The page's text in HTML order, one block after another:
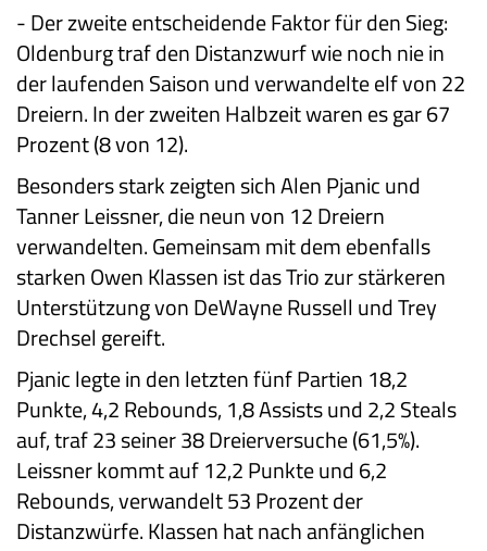
-Der zweite entscheidende Faktor für den Sieg:
Oldenburg traf den Distanzwurf wie noch nie in
der laufenden Saison und verwandelte elf von 22
Dreiern. In der zweiten Halbzeit waren es gar 67
Prozent (8 von 12).
Besonders stark zeigten sich Alen Pjanic und
Tanner Leissner, die neun von 12 Dreiern
verwandelten. Gemeinsam mit dem ebenfalls
starken Owen Klassen ist das Trio zur stärkeren
Unterstützung von DeWayne Russell und Trey
Drechsel gereift.
Pjanic legte in den letzten fünf Partien 18,2
Punkte, 4,2 Rebounds, 1,8 Assists und 2,2 Steals
auf, traf 23 seiner 38 Dreierversuche (61,5%).
Leissner kommt auf 12,2 Punkte und 6,2
Rebounds, verwandelt 53 Prozent der
Distanzwürfe. Klassen hat nach anfänglichen